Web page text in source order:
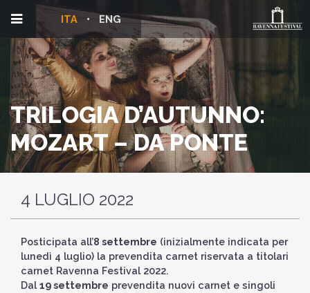
ENG
ITA
TRILOGIA D’AUTUNNO:
MOZART – DA PONTE
4 LUGLIO 2022
Posticipata all’8 settembre (inizialmente indicata per
lunedì 4 luglio) la prevendita carnet riservata a titolari
carnet Ravenna Festival 2022.
Dal19 settembre prevendita nuovi carnet e singoli